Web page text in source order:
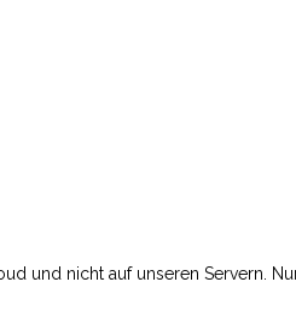
und nicht auf unseren Servern.